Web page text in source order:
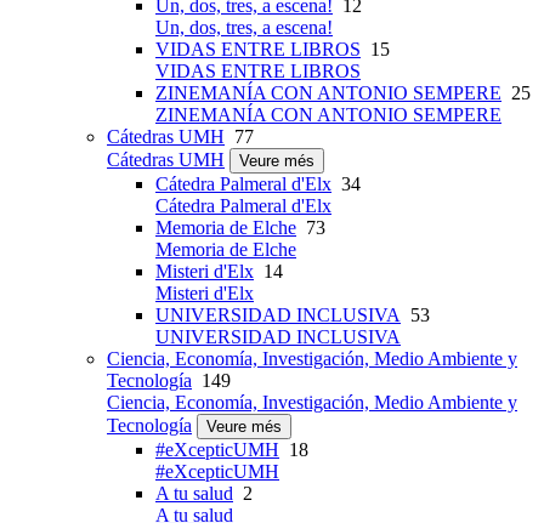
Un, dos, tres, a escena! 12
Un, dos, tres, a escena!
VIDAS ENTRE LIBROS 15
VIDAS ENTRE LIBROS
ZINEMANÍA CON ANTONIO SEMPERE 25
ZINEMANÍA CON ANTONIO SEMPERE
Cátedras UMH 77
Cátedras UMH
Veure més
Cátedra Palmeral d'Elx 34
Cátedra Palmeral d'Elx
Memoria de Elche 73
Memoria de Elche
Misteri d'Elx 14
Misteri d'Elx
UNIVERSIDAD INCLUSIVA 53
UNIVERSIDAD INCLUSIVA
Ciencia, Economía, Investigación, Medio Ambiente y
Tecnología 149
Ciencia, Economía, Investigación, Medio Ambiente y
Tecnología
Veure més
#eXcepticUMH 18
#eXcepticUMH
A tu salud 2
A tu salud